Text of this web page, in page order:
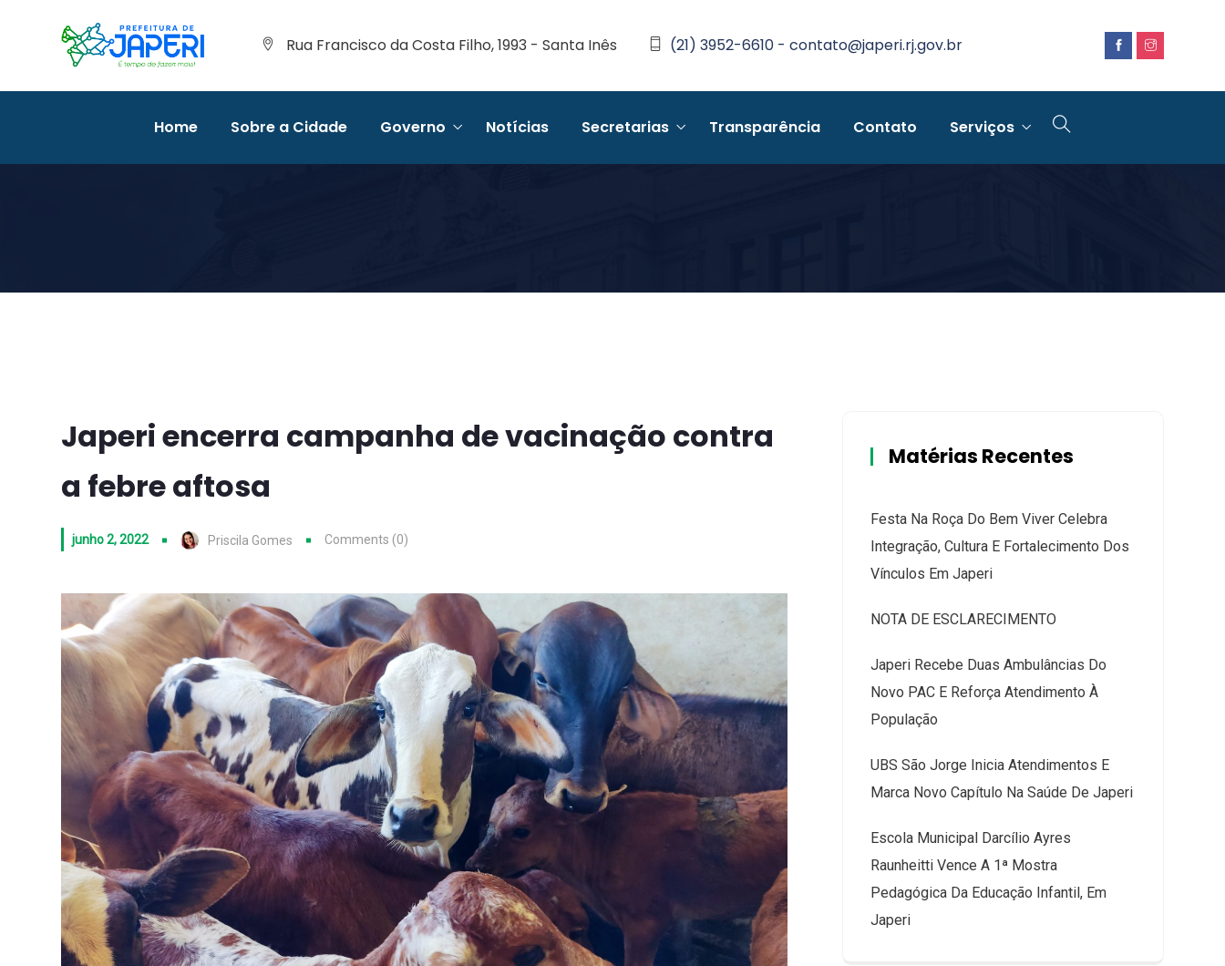
Rua Francisco da Costa Filho, 1993 - Santa Inês (21) 3952-6610 - contato@japeri.rj.gov.br
Home Sobre a Cidade Governo Notícias Secretarias Transparência Contato Serviços
Japeri encerra campanha de vacinação contra
a febre aftosa
junho 2, 2022 Priscila Gomes Comments (0)
Matérias Recentes
Festa Na Roça Do Bem Viver Celebra
Integração, Cultura E Fortalecimento Dos
Vínculos Em Japeri
NOTA DE ESCLARECIMENTO
Japeri Recebe Duas Ambulâncias Do
Novo PAC E Reforça Atendimento À
População
UBS São Jorge Inicia Atendimentos E
Marca Novo Capítulo Na Saúde De Japeri
Escola Municipal Darcílio Ayres
Raunheitti Vence A 1ª Mostra
Pedagógica Da Educação Infantil, Em
Japeri